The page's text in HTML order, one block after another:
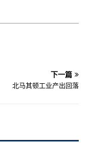
下一篇
北马其顿工业产出回落